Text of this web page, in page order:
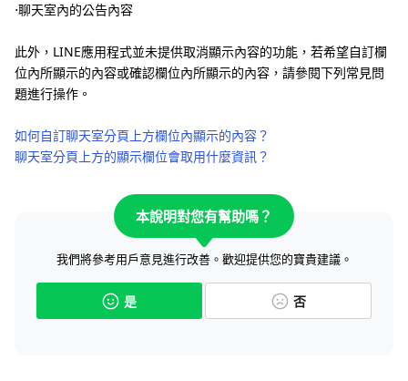
⋅聊天室內的公告內容
此外，LINE應用程式並未提供取消顯示內容的功能，若希望自訂欄
位內所顯示的內容或確認欄位內所顯示的內容，請參閱下列常見問
題進行操作。
如何自訂聊天室分頁上方欄位內顯示的內容？
聊天室分頁上方的顯示欄位會取用什麼資訊？
本說明對您有幫助嗎？
我們將參考用戶意見進行改善。歡迎提供您的寶貴建議。
是 否